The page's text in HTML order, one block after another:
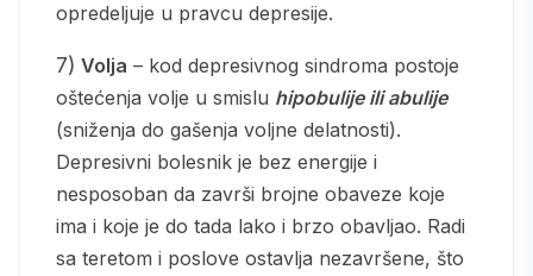
opredeljuje u pravcu depresije.
Volja – kod depresivnog sindroma postoje
oštećenja volje u smislu hipobulije ili abulije
(sniženja do gašenja voljne delatnosti).
Depresivni bolesnik je bez energije i
nesposoban da završi brojne obaveze koje
ima i koje je do tada lako i brzo obavljao. Radi
sa teretom i poslove ostavlja nezavršene, što